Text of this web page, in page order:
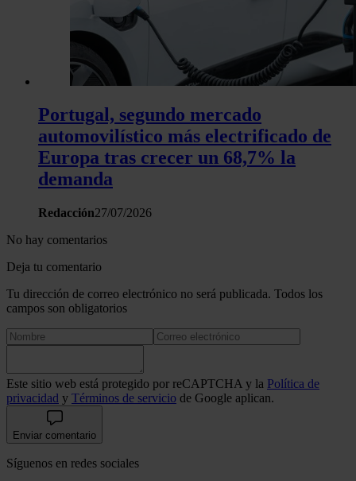
Portugal, segundo mercado
automovilístico más electrificado de
Europa tras crecer un 68,7% la
demanda
Redacción27/07/2026
No hay comentarios
Deja tu comentario
Tu dirección de correo electrónico no será publicada. Todos los
campos son obligatorios
Este sitio web está protegido por reCAPTCHA y la Política de
privacidad y Términos de servicio de Google aplican.
Enviar comentario
Síguenos en redes sociales